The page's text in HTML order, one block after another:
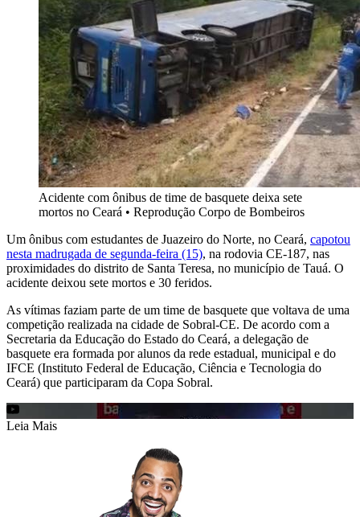
Acidente com ônibus de time de basquete deixa sete
mortos no Ceará • Reprodução Corpo de Bombeiros
Um ônibus com estudantes de Juazeiro do Norte, no Ceará, capotou
nesta madrugada de segunda-feira (15), na rodovia CE-187, nas
proximidades do distrito de Santa Teresa, no município de Tauá. O
acidente deixou sete mortos e 30 feridos.
As vítimas faziam parte de um time de basquete que voltava de uma
competição realizada na cidade de Sobral-CE. De acordo com a
Secretaria da Educação do Estado do Ceará, a delegação de
basquete era formada por alunos da rede estadual, municipal e do
IFCE (Instituto Federal de Educação, Ciência e Tecnologia do
Ceará) que participaram da Copa Sobral.
Leia Mais